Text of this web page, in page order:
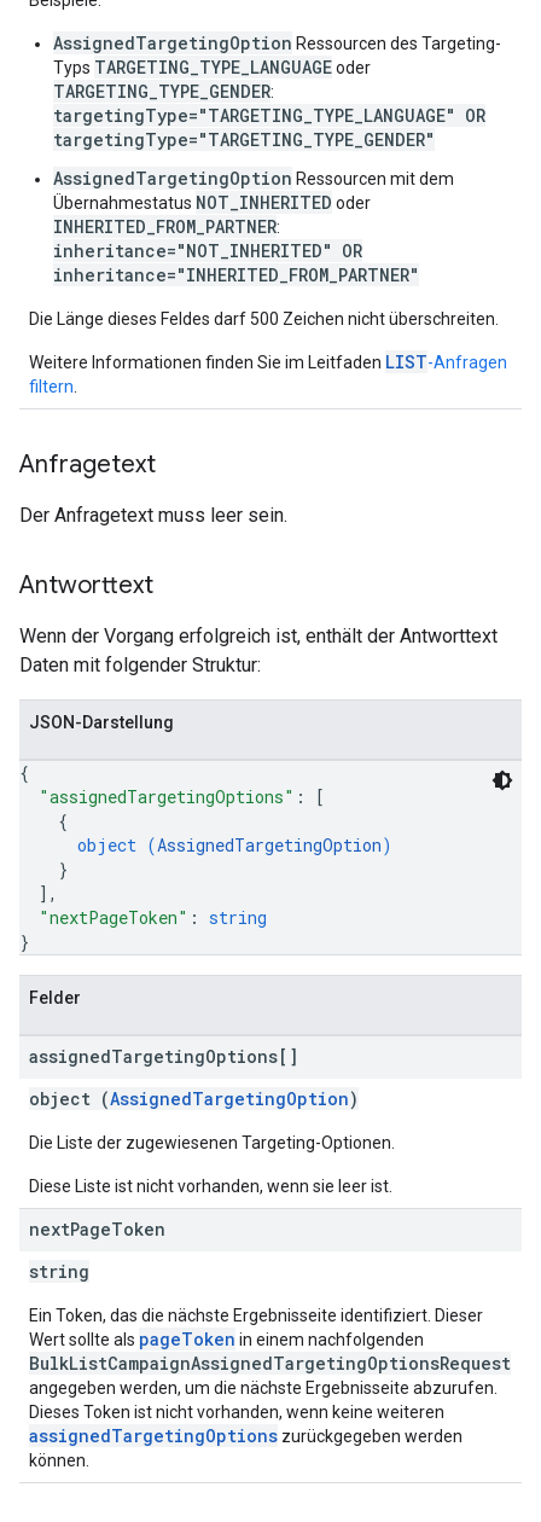
AssignedTargetingOption Ressourcen des Targeting-
Typs TARGETING_TYPE_LANGUAGEoder
TARGETING_TYPE_GENDER:
targetingType="TARGETING_TYPE_LANGUAGE" OR
targetingType="TARGETING_TYPE_GENDER"
AssignedTargetingOption Ressourcen mit dem
Übernahmestatus NOT_INHERITED oder
INHERITED_FROM_PARTNER:
inheritance="NOT_INHERITED" OR
inheritance="INHERITED_FROM_PARTNER"
Die Länge dieses Feldes darf 500 Zeichen nicht überschreiten.
Weitere Informationen finden Sie im Leitfaden LIST-Anfragen
filtern
Anfragetext
Der Anfragetext muss leer sein.
Antworttext
Wenn der Vorgang erfolgreich ist, enthält der Antworttext
Daten mit folgender Struktur:
JSON-Darstellung
{
"assignedTargetingOptions" :
[
{
object (AssignedTargetingOption)
}
] ,
"nextPageToken" : string
}
Felder
assignedTargetingOptions[]
object (AssignedTargetingOption)
Die Liste der zugewiesenen Targeting-Optionen.
Diese Liste ist nicht vorhanden, wenn sie leer ist.
nextPageToken
string
Ein Token, das die nächste Ergebnisseite identifiziert. Dieser
Wert sollte als pageToken in einem nachfolgenden
BulkListCampaignAssignedTargetingOptionsRequest
angegeben werden, um die nächste Ergebnisseite abzurufen.
Dieses Token ist nicht vorhanden, wenn keine weiteren
assignedTargetingOptions zurückgegeben werden
können.